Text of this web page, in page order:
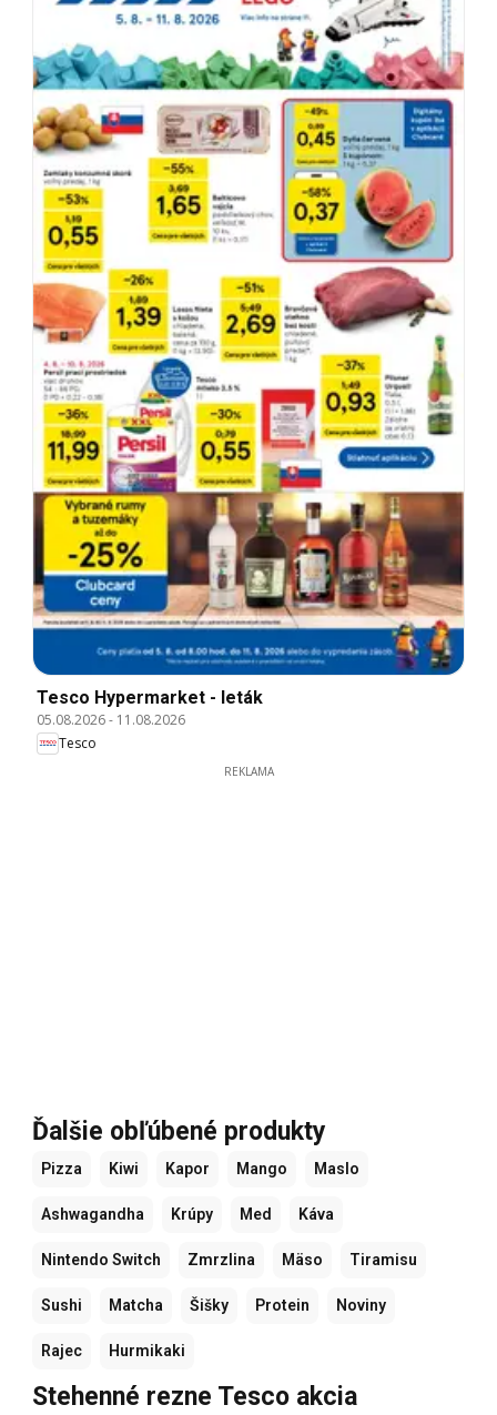
Tesco Hypermarket - leták
05.08.2026- 11.08.2026
Tesco
REKLAMA
Ďalšie obľúbené produkty
Pizza Kiwi Kapor Mango Maslo
Ashwagandha Krúpy Med Káva
Nintendo Switch Zmrzlina Mäso Tiramisu
Sushi Matcha Šišky Protein Noviny
Rajec Hurmikaki
Stehenné rezne Tesco akcia